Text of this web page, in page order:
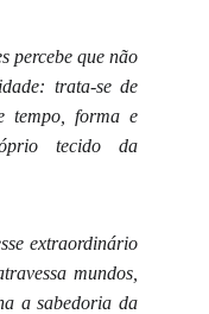
percebe que não
trata-se de
tempo, forma e
tecido da
extraordinário
mundos,
a sabedoria da